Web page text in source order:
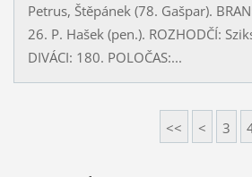
Petrus, Štěpánek (78. Gašpar).
26. P. Hašek (pen.). ROZHODČÍ:
DIVÁCI: 180. POLOČAS:...
<< < 3